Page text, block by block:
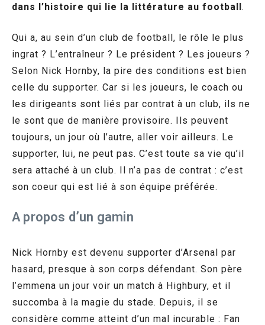
dans l’histoire qui lie la littérature au football.
Qui a, au sein d’un club de football, le rôle le plus
ingrat ? L’entraîneur ? Le président ? Les joueurs ?
Selon Nick Hornby, la pire des conditions est bien
celle du supporter. Car si les joueurs, le coach ou
les dirigeants sont liés par contrat à un club, ils ne
le sont que de manière provisoire. Ils peuvent
toujours, un jour où l’autre, aller voir ailleurs. Le
supporter, lui, ne peut pas. C’est toute sa vie qu’il
sera attaché à un club. Il n’a pas de contrat : c’est
son coeur qui est lié à son équipe préférée.
A propos d’un gamin
Nick Hornby est devenu supporter d’Arsenal par
hasard, presque à son corps défendant. Son père
l’emmena un jour voir un match à Highbury, et il
succomba à la magie du stade. Depuis, il se
considère comme atteint d’un mal incurable : Fan